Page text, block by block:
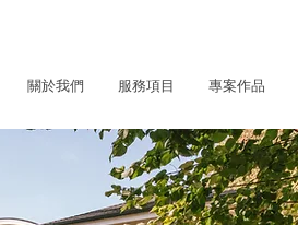
關於我們 服務項目 專案作品